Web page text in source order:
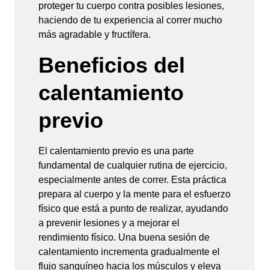
proteger tu cuerpo contra posibles lesiones,
haciendo de tu experiencia al correr mucho
más agradable y fructífera.
Beneficios del
calentamiento
previo
El calentamiento previo es una parte
fundamental de cualquier rutina de ejercicio,
especialmente antes de correr. Esta práctica
prepara al cuerpo y la mente para el esfuerzo
físico que está a punto de realizar, ayudando
a prevenir lesiones y a mejorar el
rendimiento físico. Una buena sesión de
calentamiento incrementa gradualmente el
flujo sanguíneo hacia los músculos y eleva